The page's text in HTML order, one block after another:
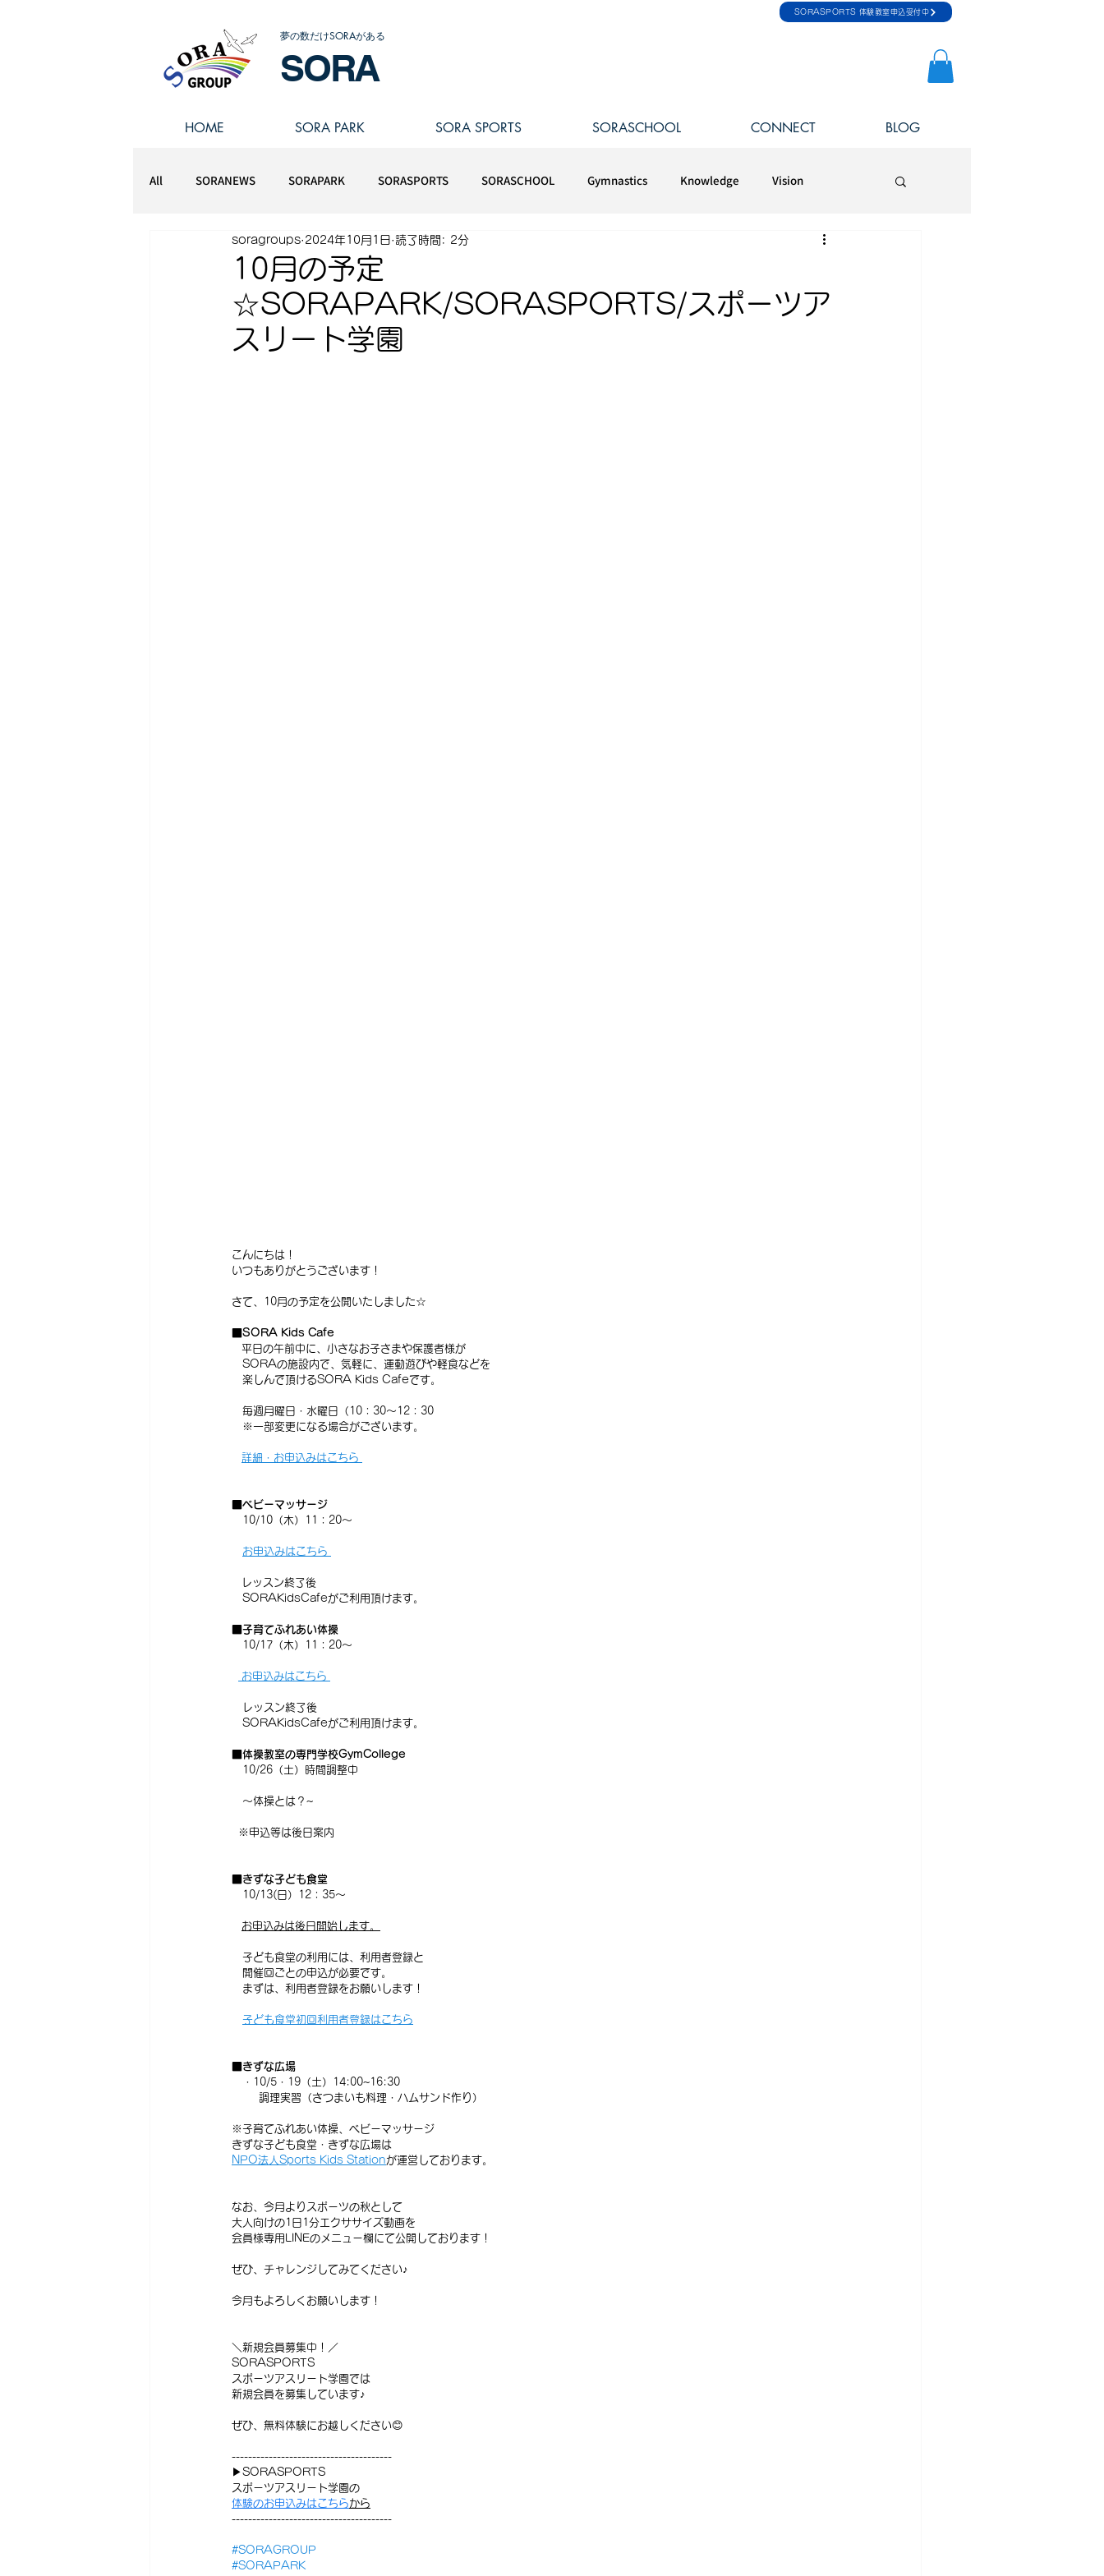
夢の数だけSORAがある
SORA
SORASPORTS 体験教室申込受付中
HOME SORA PARK SORA SPORTS SORASCHOOL CONNECT BLOG
All SORANEWS SORAPARK SORASPORTS SORASCHOOL Gymnastics Knowledge Vision
スポーツアスリート学園
10月の予定
☆SORAPARK/SORASPORTS/スポーツア
スリート学園
soragroups 2024年10月1日 読了時間: 2分
こんにちは！
いつもありがとうございます！
さて、10月の予定を公開いたしました☆
SORA Kids Cafe
平日の午前中に、小さなお子さまや保護者様が
SORAの施設内で、気軽に、運動遊びや軽食などを
楽しんで頂けるSORA Kids Cafeです。
毎週月曜日・水曜日（10：30～12：30
※一部変更になる場合がございます。
詳細・お申込みはこちら
■ベビーマッサージ
10/10（木）11：20～
お申込みはこちら
   レッスン終了後
SORAKidsCafeがご利用頂けます。
■子育てふれあい体操
10/17（木）11：20～
お申込みはこちら
レッスン終了後
SORAKidsCafeがご利用頂けます。
体操教室の専門学校GymCollege
10/26（土）時間調整中
～体操とは？~
※申込等は後日案内
■きずな子ども食堂
10/13(日）12：35～
お申込みは後日開始します。
子ども食堂の利用には、利用者登録と
開催回ごとの申込が必要です。
まずは、利用者登録をお願いします！
子ども食堂初回利用者登録はこちら
■きずな広場
・10/5・19（土）14:00~16:30
     　調理実習（さつまいも料理・ハムサンド作り）
※子育てふれあい体操、ベビーマッサージ
きずな子ども食堂・きずな広場は
NPO法人Sports Kids Stationが運営しております。
なお、今月よりスポーツの秋として
大人向けの1日1分エクササイズ動画を
会員様専用LINEのメニュー欄にて公開しております！
ぜひ、チャレンジしてみてください♪
今月もよろしくお願いします！
＼新規会員募集中！／
SORASPORTS
スポーツアスリート学園では
新規会員を募集しています♪
ぜひ、無料体験にお越しください😊
---------------------------------------
▶SORASPORTS
スポーツアスリート学園の
体験のお申込みはこちらから
---------------------------------------
#SORAGROUP
#SORAPARK